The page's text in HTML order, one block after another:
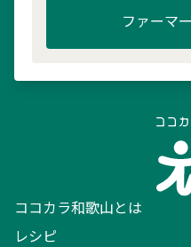
ファーマ
ココカラ和歌山とは
レシピ